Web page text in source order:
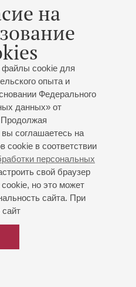
на
файлы cookie для
опыта и
Федерального
данных» от
вы соглашаетесь на
cookie в соответствии
персональных
свой браузер
но это может
сайта. При
сайт
«Александр
поэтического взирания».
Лауреат премий
в том числе «Лучшая
(в фильме
хода»).